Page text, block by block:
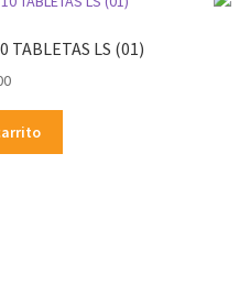
TABLETAS LS (01)